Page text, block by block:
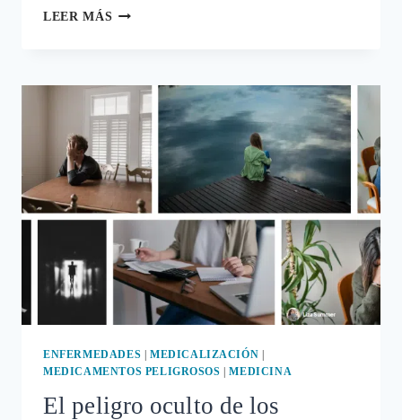
LEER MÁS LA
QUÍMICOS
TÓXICOS
EN
EL
DÉFICIT
DE
ATENCIÓN
Y
HIPERACTIVIDAD
ENFERMEDADES | MEDICALIZACIÓN |
MEDICAMENTOS PELIGROSOS |MEDICINA
El peligro oculto de los